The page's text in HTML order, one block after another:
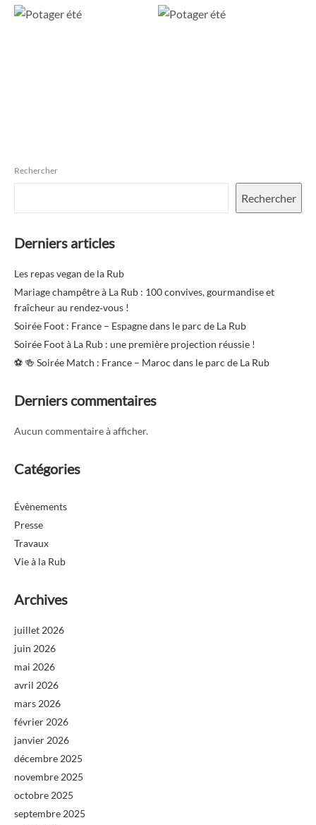
Rechercher
Rechercher
Derniers articles
Les repas vegan de la Rub
Mariage champêtre à La Rub : 100 convives, gourmandise et
fraîcheur au rendez‑vous !
Soirée Foot : France – Espagne dans le parc de La Rub
Soirée Foot à La Rub : une première projection réussie !
⚽️ 🍻 Soirée Match : France – Maroc dans le parc de La Rub
Derniers commentaires
Aucun commentaire à afficher.
Catégories
Évènements
Presse
Travaux
Vie à la Rub
Archives
juillet 2026
juin 2026
mai 2026
avril 2026
mars 2026
février 2026
janvier 2026
décembre 2025
novembre 2025
octobre 2025
septembre 2025